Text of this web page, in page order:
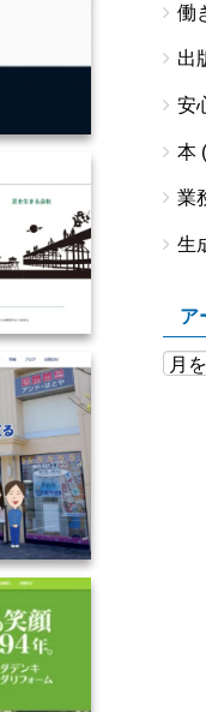
働
出
安
本
業
生
ア